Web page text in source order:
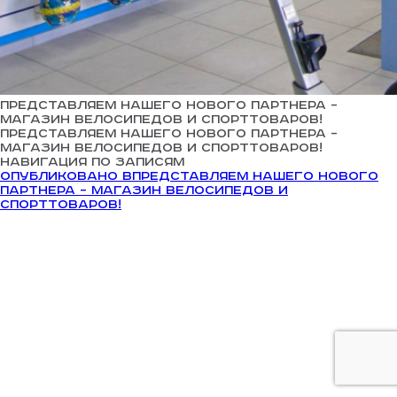
Представляем нашего нового партнера –
магазин Велосипедов и Спорттоваров!
Представляем нашего нового партнера –
магазин Велосипедов и Спорттоваров!
Навигация по записям
Опубликовано вПредставляем нашего нового
партнера – магазин Велосипедов и
Спорттоваров!